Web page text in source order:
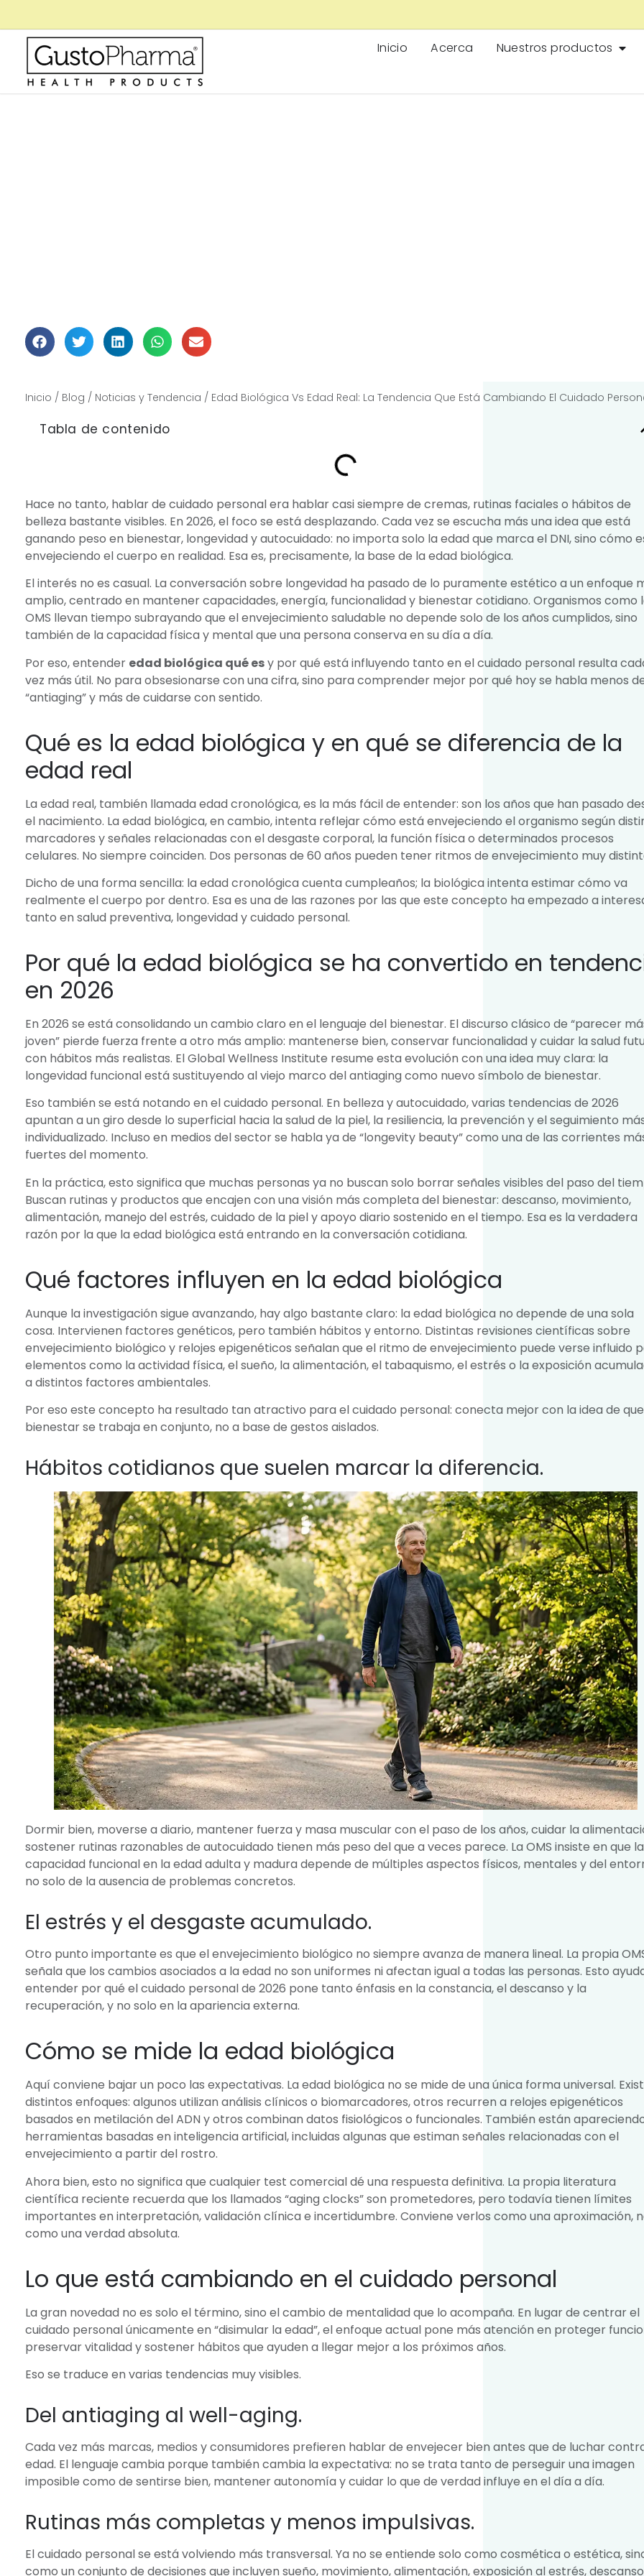
Inicio Acerca Nuestros productos
Inicio / Blog / Noticias y Tendencia / Edad Biológica Vs Edad Real: La Tendencia Que Está Cambiando El Cuidado
Tabla de contenido
Hace no tanto, hablar de cuidado personal era hablar casi siempre de cremas, rutinas faciales o hábitos de
belleza bastante visibles. En 2026, el foco se está desplazando. Cada vez se escucha más una idea que está
ganando peso en bienestar, longevidad y autocuidado: no importa solo la edad que marca el DNI, sino cómo
envejeciendo el cuerpo en realidad. Esa es, precisamente, la base de la edad biológica.
El interés no es casual. La conversación sobre longevidad ha pasado de lo puramente estético a un enfoque
amplio, centrado en mantener capacidades, energía, funcionalidad y bienestar cotidiano. Organismos como
OMS llevan tiempo subrayando que el envejecimiento saludable no depende solo de los años cumplidos, sino
también de la capacidad física y mental que una persona conserva en su día a día.
Por eso, entender edad biológica qué esy por qué está influyendo tanto en el cuidado personal resulta
vez más útil. No para obsesionarse con una cifra, sino para comprender mejor por qué hoy se habla menos
“antiaging” y más de cuidarse con sentido.
Qué es la edad biológica y en qué se diferencia de la
edad real
La edad real, también llamada edad cronológica, es la más fácil de entender: son los años que han pasado
el nacimiento. La edad biológica, en cambio, intenta reflejar cómo está envejeciendo el organismo según
marcadores y señales relacionadas con el desgaste corporal, la función física o determinados procesos
celulares. No siempre coinciden. Dos personas de 60 años pueden tener ritmos de envejecimiento muy
Dicho de una forma sencilla: la edad cronológica cuenta cumpleaños; la biológica intenta estimar cómo va
realmente el cuerpo por dentro. Esa es una de las razones por las que este concepto ha empezado a
tanto en salud preventiva, longevidad y cuidado personal.
Por qué la edad biológica se ha convertido en
en 2026
En 2026 se está consolidando un cambio claro en el lenguaje del bienestar. El discurso clásico de “parecer
joven” pierde fuerza frente a otro más amplio: mantenerse bien, conservar funcionalidad y cuidar la salud
con hábitos más realistas. El Global Wellness Institute resume esta evolución con una idea muy clara: la
longevidad funcional está sustituyendo al viejo marco del antiaging como nuevo símbolo de bienestar.
Eso también se está notando en el cuidado personal. En belleza y autocuidado, varias tendencias de 2026
apuntan a un giro desde lo superficial hacia la salud de la piel, la resiliencia, la prevención y el seguimiento
individualizado. Incluso en medios del sector se habla ya de “longevity beauty” como una de las corrientes
fuertes del momento.
En la práctica, esto significa que muchas personas ya no buscan solo borrar señales visibles del paso del
Buscan rutinas y productos que encajen con una visión más completa del bienestar: descanso, movimiento,
alimentación, manejo del estrés, cuidado de la piel y apoyo diario sostenido en el tiempo. Esa es la verdadera
razón por la que la edad biológica está entrando en la conversación cotidiana.
Qué factores influyen en la edad biológica
Aunque la investigación sigue avanzando, hay algo bastante claro: la edad biológica no depende de una sola
cosa. Intervienen factores genéticos, pero también hábitos y entorno. Distintas revisiones científicas sobre
envejecimiento biológico y relojes epigenéticos señalan que el ritmo de envejecimiento puede verse influido
elementos como la actividad física, el sueño, la alimentación, el tabaquismo, el estrés o la exposición
a distintos factores ambientales.
Por eso este concepto ha resultado tan atractivo para el cuidado personal: conecta mejor con la idea de
bienestar se trabaja en conjunto, no a base de gestos aislados.
Hábitos cotidianos que suelen marcar la diferencia.
Dormir bien, moverse a diario, mantener fuerza y masa muscular con el paso de los años, cuidar la
sostener rutinas razonables de autocuidado tienen más peso del que a veces parece. La OMS insiste en que la
capacidad funcional en la edad adulta y madura depende de múltiples aspectos físicos, mentales y del
no solo de la ausencia de problemas concretos.
El estrés y el desgaste acumulado.
Otro punto importante es que el envejecimiento biológico no siempre avanza de manera lineal. La propia
señala que los cambios asociados a la edad no son uniformes ni afectan igual a todas las personas. Esto
entender por qué el cuidado personal de 2026 pone tanto énfasis en la constancia, el descanso y la
recuperación, y no solo en la apariencia externa.
Cómo se mide la edad biológica
Aquí conviene bajar un poco las expectativas. La edad biológica no se mide de una única forma universal.
distintos enfoques: algunos utilizan análisis clínicos o biomarcadores, otros recurren a relojes epigenéticos
basados en metilación del ADN y otros combinan datos fisiológicos o funcionales. También están
herramientas basadas en inteligencia artificial, incluidas algunas que estiman señales relacionadas con el
envejecimiento a partir del rostro.
Ahora bien, esto no significa que cualquier test comercial dé una respuesta definitiva. La propia literatura
científica reciente recuerda que los llamados “aging clocks” son prometedores, pero todavía tienen límites
importantes en interpretación, validación clínica e incertidumbre. Conviene verlos como una aproximación,
como una verdad absoluta.
Lo que está cambiando en el cuidado personal
La gran novedad no es solo el término, sino el cambio de mentalidad que lo acompaña. En lugar de centrar el
cuidado personal únicamente en “disimular la edad”, el enfoque actual pone más atención en proteger
preservar vitalidad y sostener hábitos que ayuden a llegar mejor a los próximos años.
Eso se traduce en varias tendencias muy visibles.
Del antiaging al well-aging.
Cada vez más marcas, medios y consumidores prefieren hablar de envejecer bien antes que de luchar
edad. El lenguaje cambia porque también cambia la expectativa: no se trata tanto de perseguir una imagen
imposible como de sentirse bien, mantener autonomía y cuidar lo que de verdad influye en el día a día.
Rutinas más completas y menos impulsivas.
El cuidado personal se está volviendo más transversal. Ya no se entiende solo como cosmética o estética,
como un conjunto de decisiones que incluyen sueño, movimiento, alimentación, exposición al estrés,